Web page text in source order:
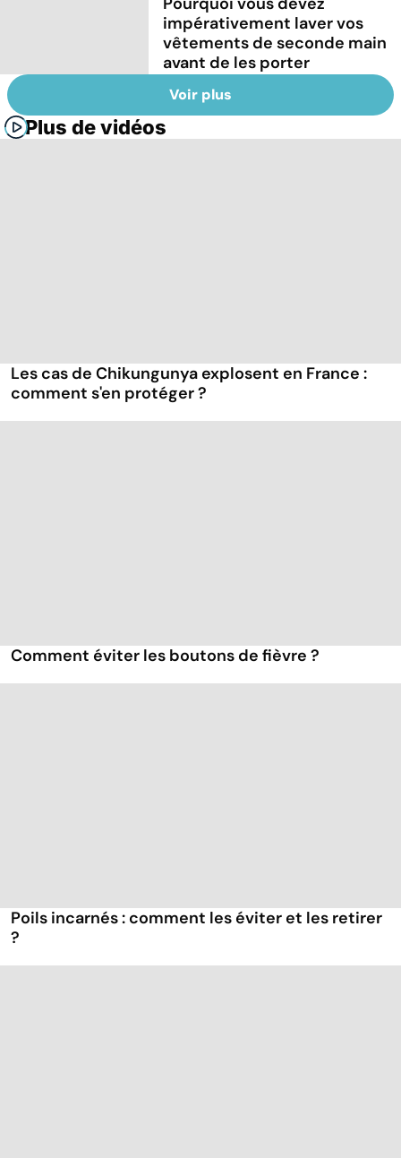
impérativement laver vos
vêtements de seconde main
avant de les porter
Voir plus
Plus de vidéos
Les cas de Chikungunya explosent en France :
comment s'en protéger ?
Comment éviter les boutons de fièvre ?
Poils incarnés : comment les éviter et les retirer
?